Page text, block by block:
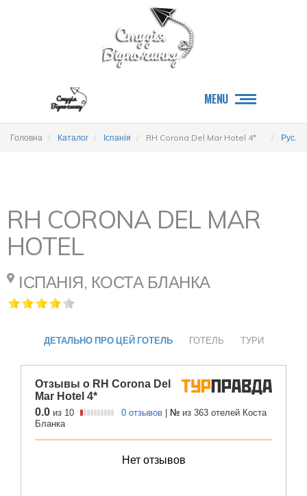
MENU
Головна Каталог Іспанія RH Corona Del Mar Hotel 4* Рус.
RH CORONA DEL MAR
HOTEL
ІСПАНІЯ, КОСТА БЛАНКА
ДЕТАЛЬНО ПРО ЦЕЙ ГОТЕЛЬ ГОТЕЛЬ ТУРИ